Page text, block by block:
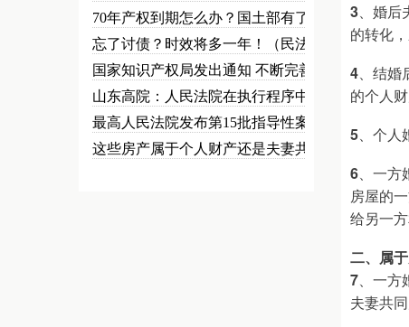
70年产权到期怎么办？国土部有了…
忘了讨债？时效将多一年！（民法草…
国家知识产权局发出通知 不断完善…
山东高院：人民法院在执行程序中可…
最高人民法院发布第15批指导性案…
这些房产属于个人财产还是夫妻共同…
3、婚后
的转化
4、结婚
的个人财
5、个人
6、一方
房屋的
给另一方
二、属
7、一方
夫妻共